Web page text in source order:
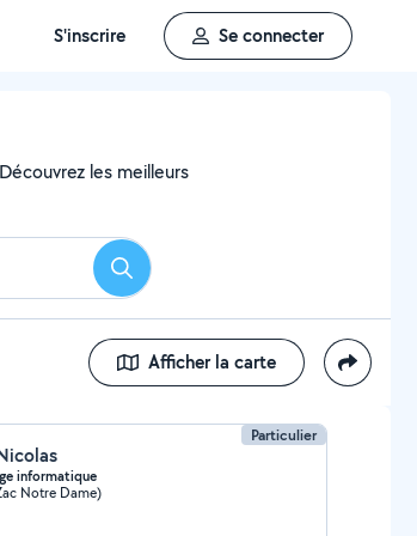
S'inscrire Se connecter
les meilleurs
Rechercher
Afficher la carte
Particulier
informatique
Notre Dame)